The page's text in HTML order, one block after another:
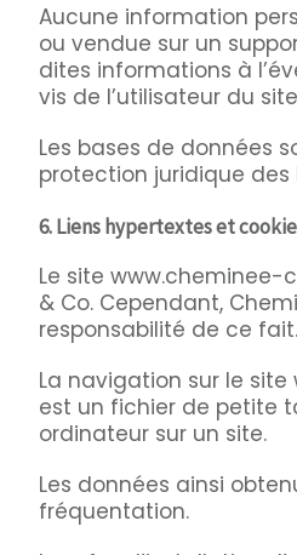
Aucune information
ou vendue sur un
dites informations à
vis de l’utilisateur du
Les bases de données
protection juridique des
6. Liens hypertextes et
Le site www.cheminee-
& Co. Cependant,
responsabilité de ce fait.
La navigation sur le site
est un fichier de petite
ordinateur sur un site.
Les données ainsi
fréquentation.